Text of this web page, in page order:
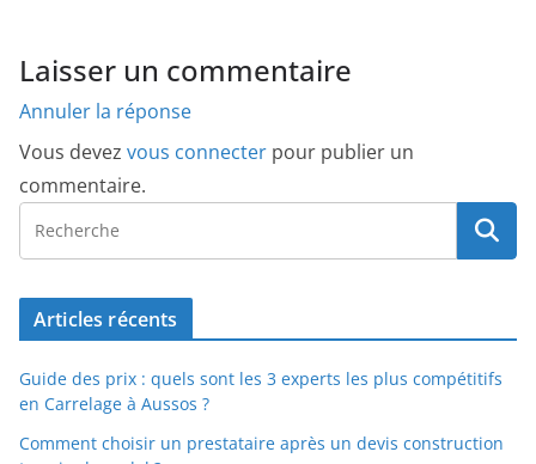
Laisser un commentaire
Annuler la réponse
Vous devez vous connecter pour publier un
commentaire.
Articles récents
Guide des prix : quels sont les 3 experts les plus compétitifs
en Carrelage à Aussos ?
Comment choisir un prestataire après un devis construction